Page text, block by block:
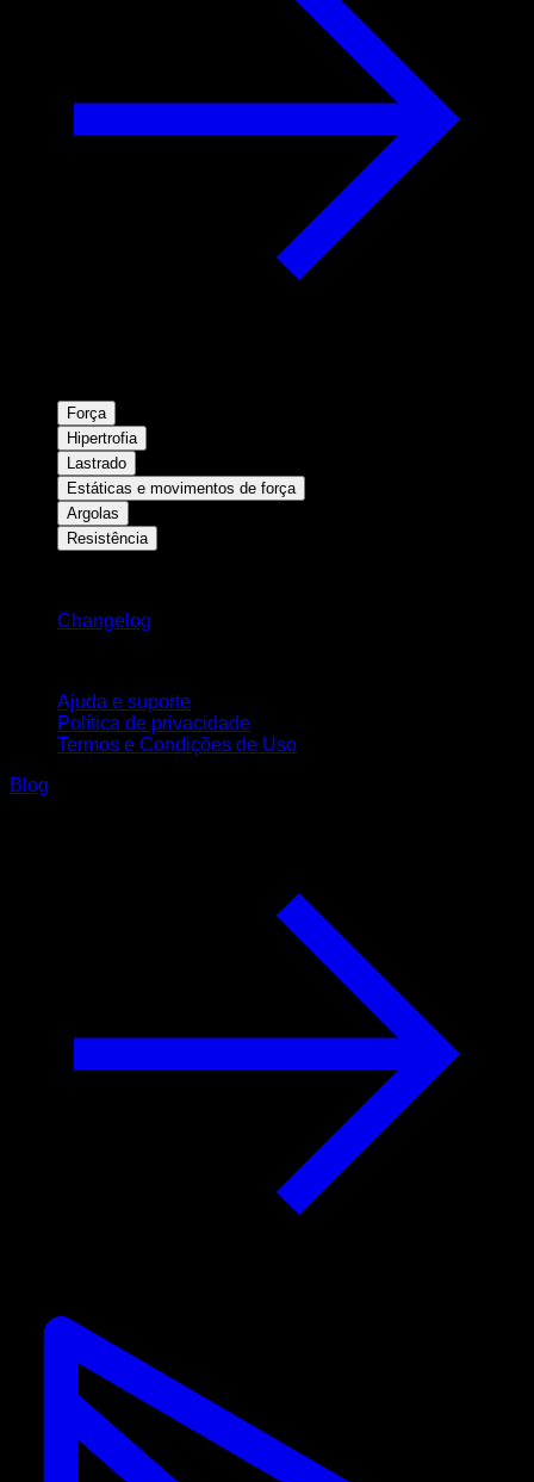
Força
Hipertrofia
Lastrado
Estáticas e movimentos de força
Argolas
Resistência
Changelog
Ajuda e suporte
Política de privacidade
Termos e Condições de Uso
Blog